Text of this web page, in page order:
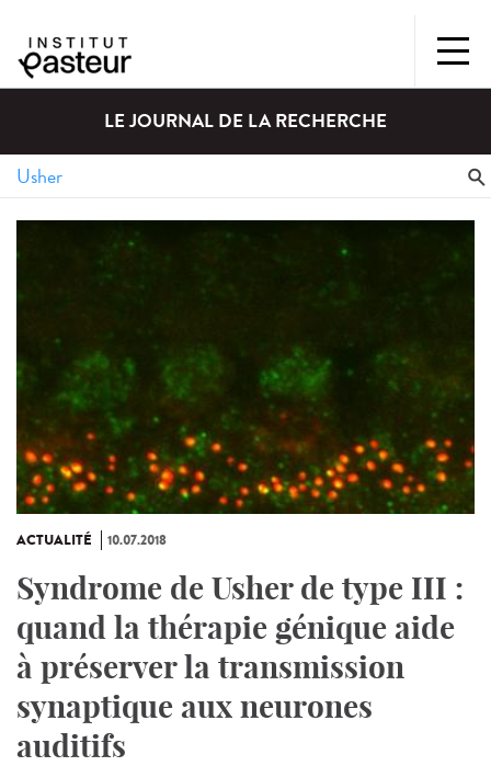
LE JOURNAL DE LA RECHERCHE
ACTUALITÉ 10.07.2018
Syndrome de Usher de type III :
quand la thérapie génique aide
à préserver la transmission
synaptique aux neurones
auditifs